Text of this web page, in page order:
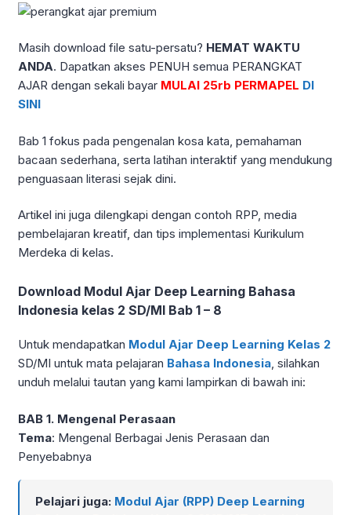
Masih download file satu-persatu? HEMAT WAKTU
ANDA. Dapatkan akses PENUH semua PERANGKAT
AJAR dengan sekali bayar MULAI 25rb PERMAPEL DI
SINI
Bab 1 fokus pada pengenalan kosa kata, pemahaman
bacaan sederhana, serta latihan interaktif yang mendukung
penguasaan literasi sejak dini.
Artikel ini juga dilengkapi dengan contoh RPP, media
pembelajaran kreatif, dan tips implementasi Kurikulum
Merdeka di kelas.
Download Modul Ajar Deep Learning Bahasa
Indonesia kelas 2 SD/MI Bab 1 – 8
Untuk mendapatkan Modul Ajar Deep Learning Kelas 2
SD/MI untuk mata pelajaran Bahasa Indonesia, silahkan
unduh melalui tautan yang kami lampirkan di bawah ini:
BAB 1. Mengenal Perasaan
Tema: Mengenal Berbagai Jenis Perasaan dan
Penyebabnya
Pelajari juga: Modul Ajar (RPP) Deep Learning